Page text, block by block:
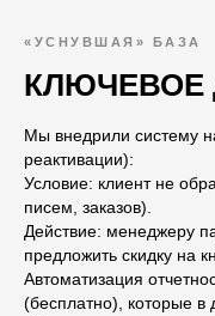
«УСНУВШАЯ» БАЗА
КЛЮЧЕВОЕ
Мы внедрили систему
реактивации):
Условие: клиент не
писем, заказов).
Действие: менеджеру
предложить скидку на
Автоматизация
(бесплатно), которые